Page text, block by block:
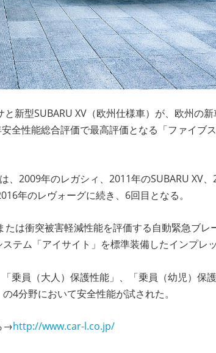
新型SUBARU XV（欧州仕様車）が、欧州の
全性能総合評価で最高評価となる「ファイブ
、2009年のレガシィ、2011年のSUBARU XV
年のレヴォーグに続き、6回目となる。
は衝突被害軽減性能を評価する自動緊急ブレ
テム「アイサイト」を標準装備したインプレ
乗員（大人）保護性能」、「乗員（幼児）保護
4分野において安全性能が試された。
→http://www.car-l.co.jp/